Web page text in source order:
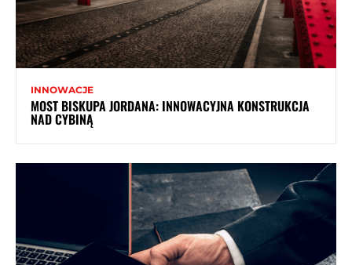
INNOWACJE
MOST BISKUPA JORDANA: INNOWACYJNA KONSTRUKCJA
NAD CYBINĄ